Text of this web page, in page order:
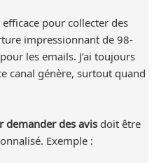
pour collecter des
impressionnant de 98-
les emails. J’ai toujours
canal génère, surtout quand
demander des avisdoit être
Exemple :